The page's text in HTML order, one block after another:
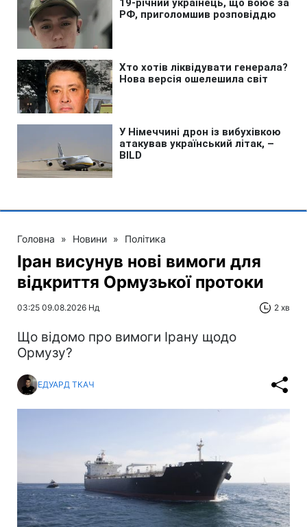
Головна » Новини » Політика
Іран висунув нові вимоги для
відкриття Ормузької протоки
03:25 09.08.2026 Нд 2 хв
Що відомо про вимоги Ірану щодо
Ормузу?
ЕДУАРД ТКАЧ